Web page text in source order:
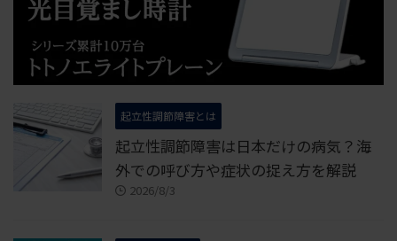
起立性調節障害とは
起立性調節障害は日本だけの病気？海
外での呼び方や症状の捉え方を解説
2026/8/3